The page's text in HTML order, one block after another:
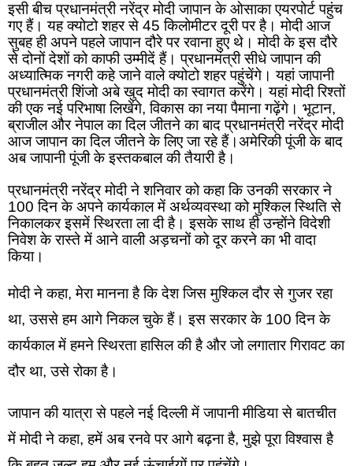
इसी बीच प्रधानमंत्री नरेंद्र मोदी जापान के ओसाका एयरपोर्ट पहुंच
गए हैं। यह क्योटो शहर से 45 किलोमीटर दूरी पर है। मोदी आज
सुबह ही अपने पहले जापान दौरे पर रवाना हुए थे। मोदी के इस दौरे
से दोनों देशों को काफी उम्मीदें हैं। प्रधानमंत्री सीधे जापान की
अध्यात्मिक नगरी कहे जाने वाले क्योटो शहर पहुंचेंगे। यहां जापानी
प्रधानमंत्री शिंजो अबे खुद मोदी का स्वागत करेंगे। यहां मोदी रिश्तों
की एक नई परिभाषा लिखेंगे, विकास का नया पैमाना गढ़ेंगे। भूटान,
ब्राजील और नेपाल का दिल जीतने का बाद प्रधानमंत्री नरेंद्र मोदी
आज जापान का दिल जीतने के लिए जा रहे हैं।अमेरिकी पूंजी के बाद
अब जापानी पूंजी के इस्तकबाल की तैयारी है।
प्रधानमंत्री नरेंद्र मोदी ने शनिवार को कहा कि उनकी सरकार ने
100 दिन के अपने कार्यकाल में अर्थव्यवस्था को मुश्किल स्थिति से
निकालकर इसमें स्थिरता ला दी है। इसके साथ ही उन्होंने विदेशी
निवेश के रास्ते में आने वाली अड़चनों को दूर करने का भी वादा
किया।
मोदी ने कहा, मेरा मानना है कि देश जिस मुश्किल दौर से गुजर रहा
था, उससे हम आगे निकल चुके हैं। इस सरकार के 100 दिन के
कार्यकाल में हमने स्थिरता हासिल की है और जो लगातार गिरावट का
दौर था, उसे रोका है।
जापान की यात्रा से पहले नई दिल्ली में जापानी मीडिया से बातचीत
में मोदी ने कहा, हमें अब रनवे पर आगे बढ़ना है, मुझे पूरा विश्वास है